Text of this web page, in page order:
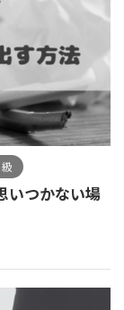
いつかない場